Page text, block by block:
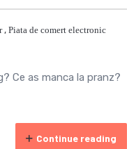
, Piata de comert electronic
Ce as manca la pranz?
Continue reading